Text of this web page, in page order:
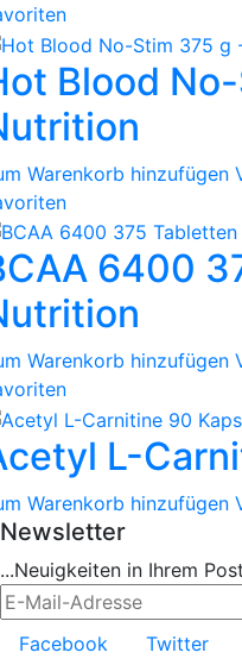
Blood
Warenkorb hinzufügen
6400
Warenkorb hinzufügen
L-
Warenkorb hinzufügen
Newsletter
...Neuigkeiten in Ihrem
Facebook
Twitter